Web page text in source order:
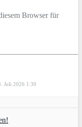
Browser für
Juli 2026 1:30